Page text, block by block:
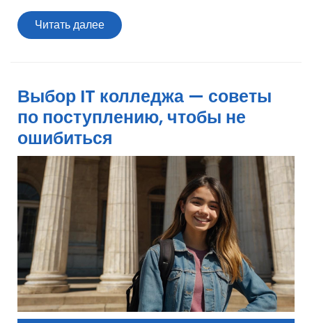
Читать далееЧитать
далее
Выбор IT колледжа — советы
по поступлению, чтобы не
ошибиться